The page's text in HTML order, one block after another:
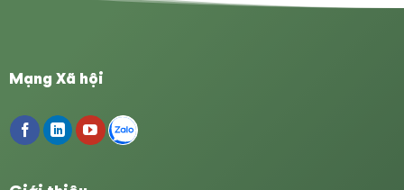
Mạng Xã hội